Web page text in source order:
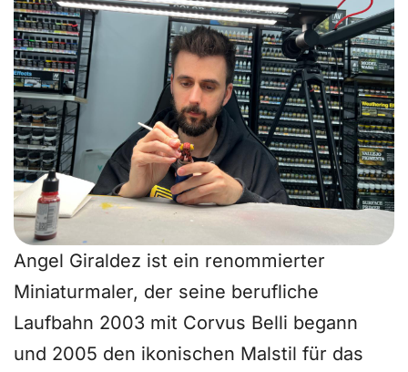
Angel Giraldez ist ein renommierter
Miniaturmaler, der seine berufliche
Laufbahn 2003 mit Corvus Belli begann
und 2005 den ikonischen Malstil für das